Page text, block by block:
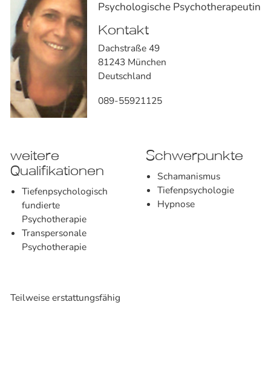
Psychologische Psychotherapeutin
Kontakt
Dachstraße 49
81243 München
Deutschland
089-55921125
weitere
Qualifikationen
Tiefenpsychologisch
fundierte
Psychotherapie
Transpersonale
Psychotherapie
Schwerpunkte
Schamanismus
Tiefenpsychologie
Hypnose
Teilweise erstattungsfähig